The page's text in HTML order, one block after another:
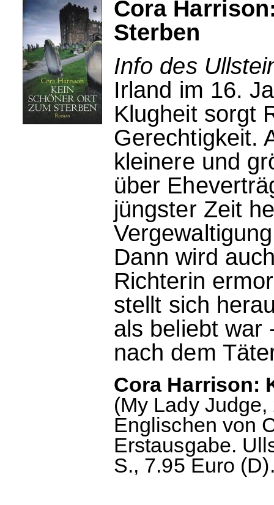
Cora
Sterben
Info des
Irland im 16.
Klugheit sorgt
Gerechtigkeit.
kleinere und
über
jüngster Zeit
Dann wird
Richterin
stellt sich
als beliebt war
nach dem
Cora Harrison:
(My Lady
Englischen von
Erstausgabe.
S., 7.95 Euro